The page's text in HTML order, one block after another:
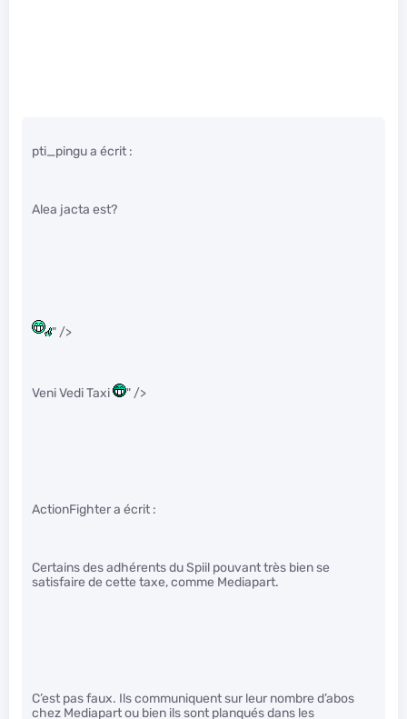
pti_pingu a écrit :
Alea jacta est?
" />
Veni Vedi Taxi " />
ActionFighter a écrit :
Certains des adhérents du Spiil pouvant très bien se
satisfaire de cette taxe, comme Mediapart.
C’est pas faux. Ils communiquent sur leur nombre d’abos
chez Mediapart ou bien ils sont planqués dans les